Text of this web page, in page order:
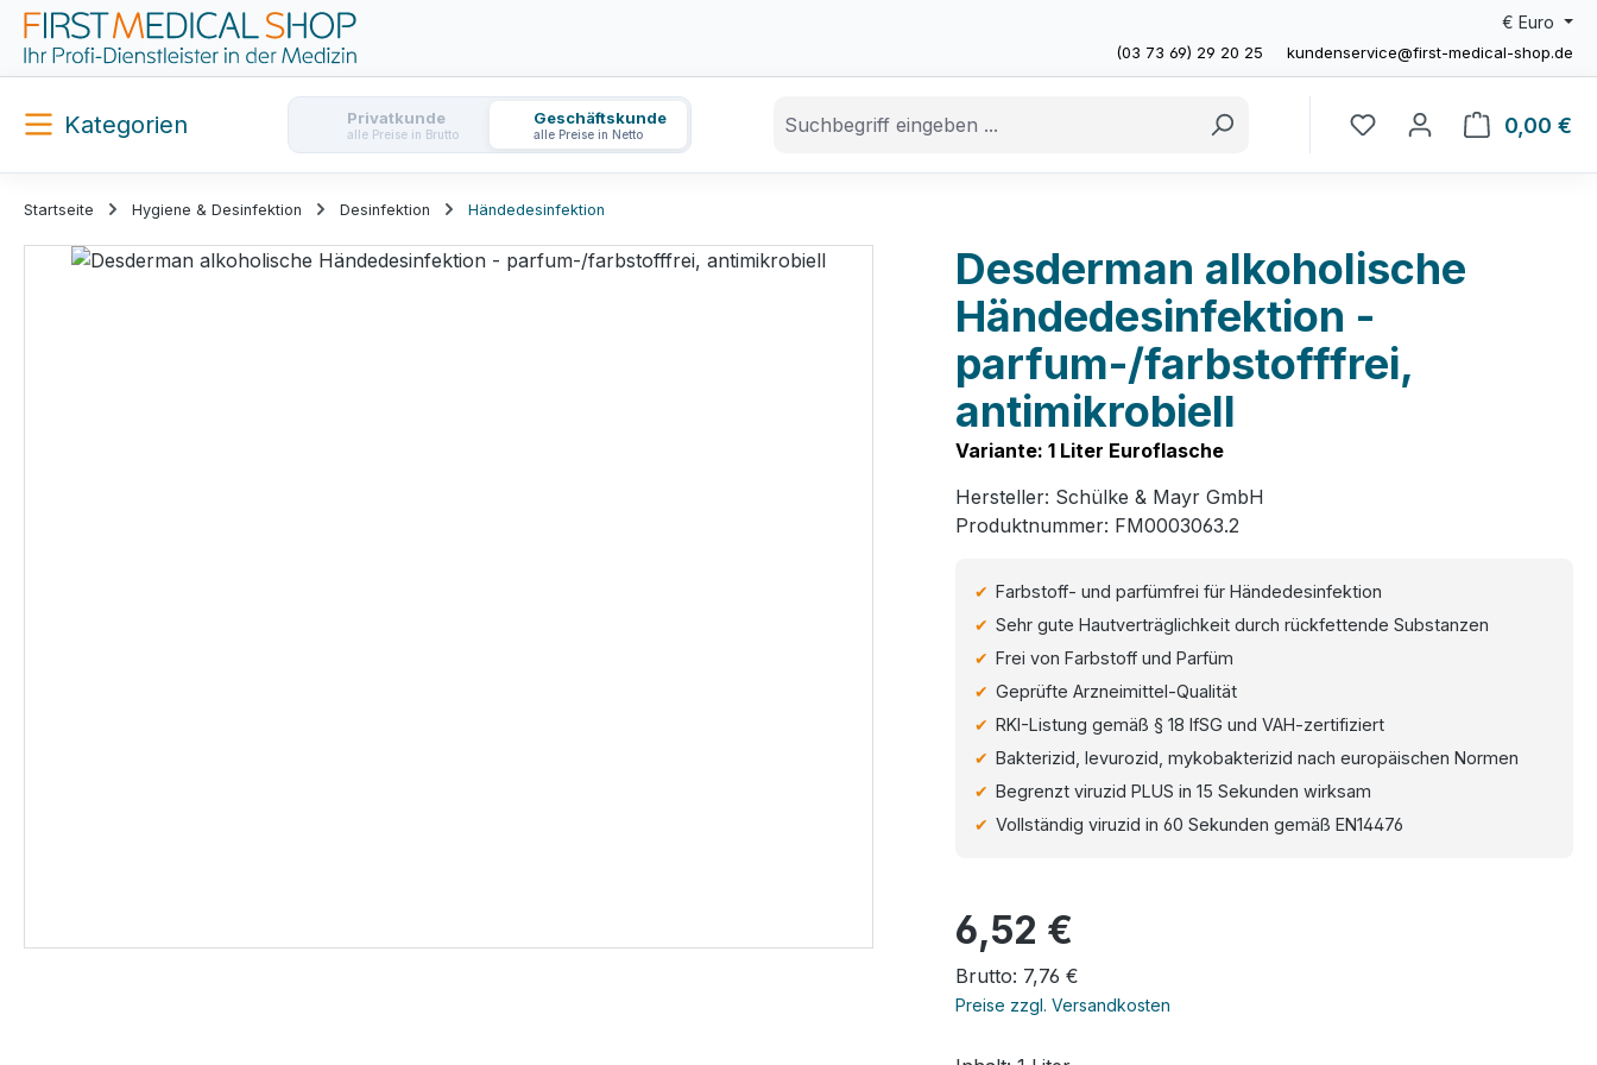
Hauptinhalt springen
Zur Suche springen
Zur Hauptnavigation springen
(03 73 69) 29 20 25 kundenservice@first-medical-shop.de
€ Euro
Kategorien Privatkunde
alle Preise in Brutto
Geschäftskunde
alle Preise in Netto 0,00 €
Startseite Hygiene & Desinfektion Desinfektion Händedesinfektion
Bildergalerie überspringen
Desderman alkoholische
Händedesinfektion -
parfum-/farbstofffrei,
antimikrobiell
Variante: 1 Liter Euroflasche
Hersteller: Schülke & Mayr GmbH
Produktnummer: FM0003063.2
Farbstoff- und parfümfrei für Händedesinfektion
Sehr gute Hautverträglichkeit durch rückfettende Substanzen
Frei von Farbstoff und Parfüm
Geprüfte Arzneimittel-Qualität
RKI-Listung gemäß § 18 IfSG und VAH-zertifiziert
Bakterizid, levurozid, mykobakterizid nach europäischen Normen
Begrenzt viruzid PLUS in 15 Sekunden wirksam
Vollständig viruzid in 60 Sekunden gemäß EN14476
6,52 €
Brutto: 7,76 €
Preise zzgl. Versandkosten